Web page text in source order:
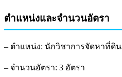
ตำแหน่งและจำนวนอัตรา
– ตำแหน่ง: นักวิชาการจัดหาที่ดิน
– จำนวนอัตรา: 3 อัตรา